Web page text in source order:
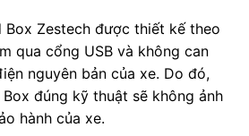
Box Zestech được thiết kế theo
qua cổng USB và không can
nguyên bản của xe. Do đó,
đúng kỹ thuật sẽ không ảnh
hành của xe.